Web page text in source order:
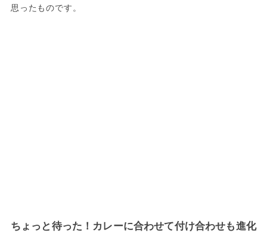
思ったものです。
ちょっと待った！カレーに合わせて付け合わせも進化